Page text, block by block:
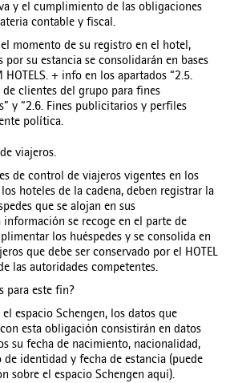
y el cumplimiento de las obligaciones
contable y fiscal.
momento de su registro en el hotel,
su estancia se consolidarán en bases
HOTELS. + info en los apartados “2.5.
clientes del grupo para fines
y “2.6. Fines publicitarios y perfiles
política.
viajeros.
de control de viajeros vigentes en los
hoteles de la cadena, deben registrar la
que se alojan en sus
se recoge en el parte de
los huéspedes y se consolida en
que debe ser conservado por el HOTEL
las autoridades competentes.
para este fin?
el espacio Schengen, los datos que
esta obligación consistirán en datos
su fecha de nacimiento, nacionalidad,
identidad y fecha de estancia (puede
sobre el espacio Schengen aquí).